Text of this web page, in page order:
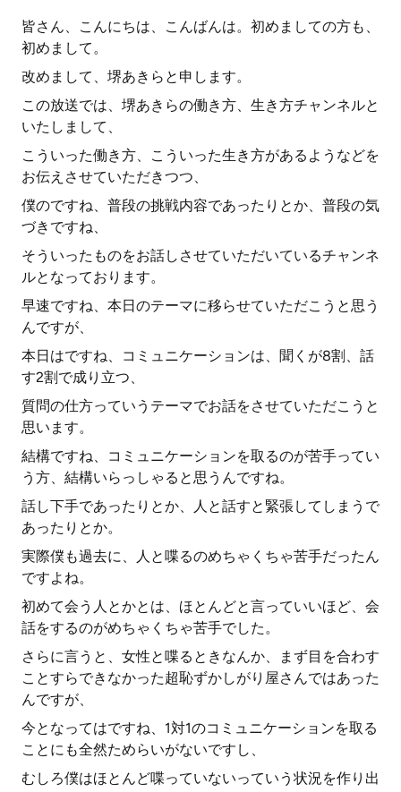
皆さん、こんにちは、こんばんは。初めましての方も、
初めまして。
改めまして、堺あきらと申します。
この放送では、堺あきらの働き方、生き方チャンネルと
いたしまして、
こういった働き方、こういった生き方があるようなどを
お伝えさせていただきつつ、
僕のですね、普段の挑戦内容であったりとか、普段の気
づきですね、
そういったものをお話しさせていただいているチャンネ
ルとなっております。
早速ですね、本日のテーマに移らせていただこうと思う
んですが、
本日はですね、コミュニケーションは、聞くが8割、話
す2割で成り立つ、
質問の仕方っていうテーマでお話をさせていただこうと
思います。
結構ですね、コミュニケーションを取るのが苦手ってい
う方、結構いらっしゃると思うんですね。
話し下手であったりとか、人と話すと緊張してしまうで
あったりとか。
実際僕も過去に、人と喋るのめちゃくちゃ苦手だったん
ですよね。
初めて会う人とかとは、ほとんどと言っていいほど、会
話をするのがめちゃくちゃ苦手でした。
さらに言うと、女性と喋るときなんか、まず目を合わす
ことすらできなかった超恥ずかしがり屋さんではあった
んですが、
今となってはですね、1対1のコミュニケーションを取る
ことにも全然ためらいがないですし、
むしろ僕はほとんど喋っていないっていう状況を作り出